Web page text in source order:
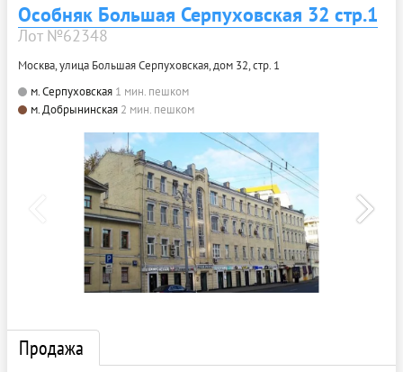
Особняк Большая Серпуховская 32 стр.1
Лот №62348
Москва, улица Большая Серпуховская, дом 32, стр. 1
м. Серпуховская 1 мин. пешком
м. Добрынинская 2 мин. пешком
Продажа